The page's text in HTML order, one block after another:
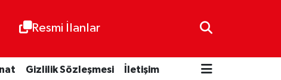
Resmi İlanlar
Gizlilik Sözleşmesi İletişim